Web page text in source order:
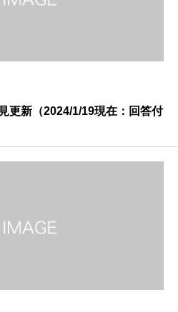
更新（2024/1/19現在：回答付